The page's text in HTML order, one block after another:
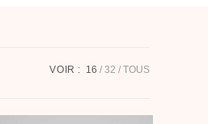
VOIR : 16 32 TOUS